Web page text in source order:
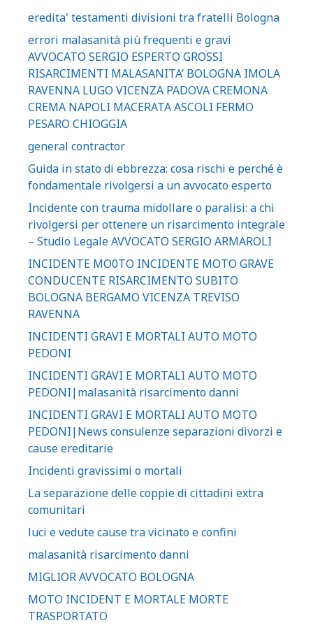
eredita' testamenti divisioni tra fratelli Bologna
errori malasanità più frequenti e gravi
AVVOCATO SERGIO ESPERTO GROSSI
RISARCIMENTI MALASANITA’ BOLOGNA IMOLA
RAVENNA LUGO VICENZA PADOVA CREMONA
CREMA NAPOLI MACERATA ASCOLI FERMO
PESARO CHIOGGIA
general contractor
Guida in stato di ebbrezza: cosa rischi e perché è
fondamentale rivolgersi a un avvocato esperto
Incidente con trauma midollare o paralisi: a chi
rivolgersi per ottenere un risarcimento integrale
– Studio Legale AVVOCATO SERGIO ARMAROLI
INCIDENTE MO0TO INCIDENTE MOTO GRAVE
CONDUCENTE RISARCIMENTO SUBITO
BOLOGNA BERGAMO VICENZA TREVISO
RAVENNA
INCIDENTI GRAVI E MORTALI AUTO MOTO
PEDONI
INCIDENTI GRAVI E MORTALI AUTO MOTO
PEDONI|malasanità risarcimento danni
INCIDENTI GRAVI E MORTALI AUTO MOTO
PEDONI|News consulenze separazioni divorzi e
cause ereditarie
Incidenti gravissimi o mortali
La separazione delle coppie di cittadini extra
comunitari
luci e vedute cause tra vicinato e confini
malasanità risarcimento danni
MIGLIOR AVVOCATO BOLOGNA
MOTO INCIDENT E MORTALE MORTE
TRASPORTATO